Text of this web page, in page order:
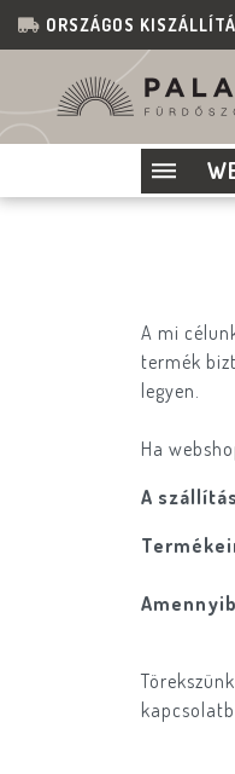
ORSZÁGOS
A mi
termék
legyen.
Ha
A